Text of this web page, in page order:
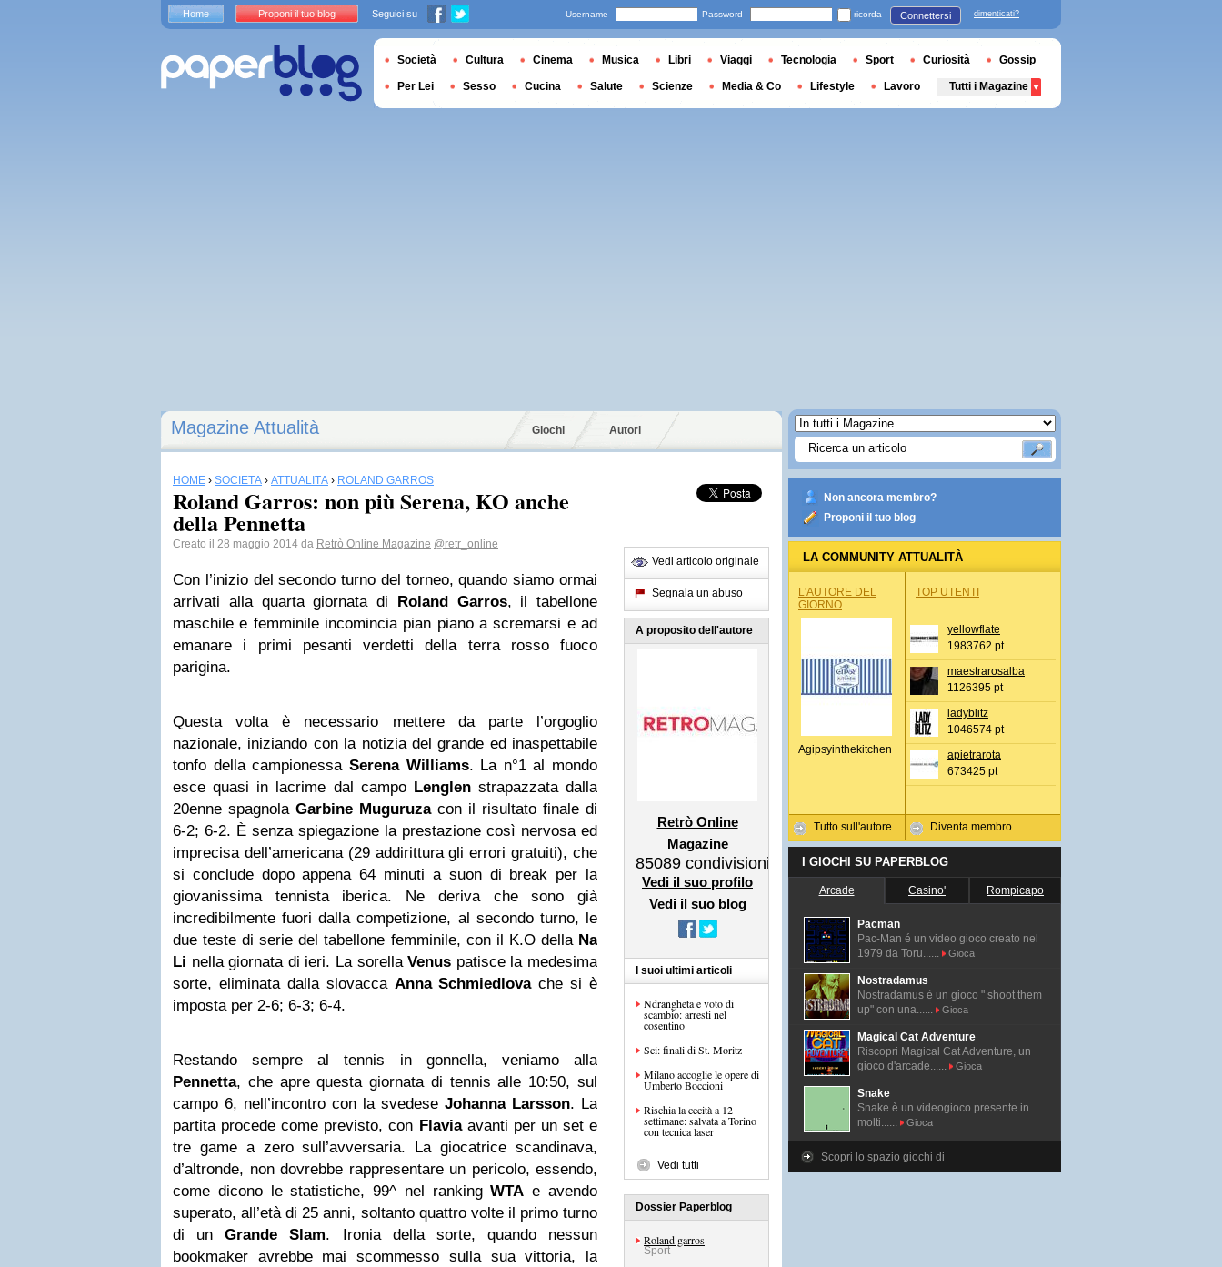
Magazine Attualità Giochi Autori
HOME › SOCIETÀ › ATTUALITÀ › ROLAND GARROS
Roland Garros: non più Serena, KO anche
della Pennetta
Creato il 28 maggio 2014 da Retrò Online Magazine @retr_online
Con l’inizio del secondo turno del torneo, quando siamo ormai
arrivati alla quarta giornata di Roland Garros, il tabellone
maschile e femminile incomincia pian piano a scremarsi e ad
emanare i primi pesanti verdetti della terra rosso fuoco
parigina.
Questa volta è necessario mettere da parte l’orgoglio
nazionale, iniziando con la notizia del grande ed inaspettabile
tonfo della campionessa Serena Williams. La n°1 al mondo
esce quasi in lacrime dal campo Lenglenstrapazzata dalla
20enne spagnola Garbine Muguruzacon il risultato finale di
6-2; 6-2. È senza spiegazione la prestazione così nervosa ed
imprecisa dell’americana (29 addirittura gli errori gratuiti), che
si conclude dopo appena 64 minuti a suon di break per la
giovanissima tennista iberica. Ne deriva che sono già
incredibilmente fuori dalla competizione, al secondo turno, le
due teste di serie del tabellone femminile, con il K.O della Na
Li nella giornata di ieri. La sorellaVenus patisce la medesima
sorte, eliminata dalla slovacca Anna Schmiedlovache si è
imposta per 2-6; 6-3; 6-4.
Restando sempre al tennis in gonnella, veniamo alla
Pennetta, che apre questa giornata di tennis alle 10:50, sul
campo 6, nell’incontro con la svedese Johanna Larsson. La
partita procede come previsto, con Flaviaavanti per un set e
tre game a zero sull’avversaria. La giocatrice scandinava,
d’altronde, non dovrebbe rappresentare un pericolo, essendo,
come dicono le statistiche, 99^ nel rankingWTA e avendo
superato, all’età di 25 anni, soltanto quattro volte il primo turno
di unGrande Slam. Ironia della sorte, quando nessun
bookmaker avrebbe mai scommesso sulla sua vittoria, la
Vedi articolo originale
Segnala un abuso
A proposito dell'autore
Retrò Online
Magazine
85089 condivisioni
Vedi il suo profilo
Vedi il suo blog
I suoi ultimi articoli
Ndrangheta e voto di
scambio: arresti nel
cosentino
Sci: finali di St. Moritz
Milano accoglie le opere di
Umberto Boccioni
Rischia la cecità a 12
settimane: salvata a Torino
con tecnica laser
Vedi tutti
Dossier Paperblog
Roland garros
Sport
Non ancora membro?
Proponi il tuo blog
LA COMMUNITY ATTUALITÀ
L'AUTORE DEL
GIORNO
Agipsyinthekitchen
Tutto sull'autore
TOP UTENTI
yellowflate
1983762 pt
maestrarosalba
1126395 pt
ladyblitz
1046574 pt
apietrarota
673425 pt
Diventa membro
I GIOCHI SU PAPERBLOG
Arcade Casino' Rompicapo
Pacman
Pac-Man é un video gioco creato nel
1979 da Toru......
Gioca
Nostradamus
Nostradamus è un gioco " shoot them
up" con una......
Gioca
Magical Cat Adventure
Riscopri Magical Cat Adventure, un
gioco d'arcade......
Gioca
Snake
Snake è un videogioco presente in
molti......
Gioca
Scopri lo spazio giochi di
Home Proponi il tuo blog Seguici su Username Password ricorda Connettersi dimenticati?
Società Cultura Cinema Musica Libri Viaggi Tecnologia Sport Curiosità Gossip
Per Lei Sesso Cucina Salute Scienze Media & Co Lifestyle Lavoro Tutti i Magazine